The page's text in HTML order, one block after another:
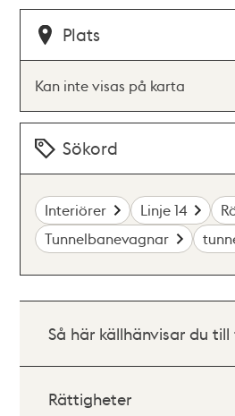
Plats
Kan inte visas på karta
Sökord
Interiörer Linje 14
Tunnelbanevagnar
Så här källhänvisar du
Rättigheter